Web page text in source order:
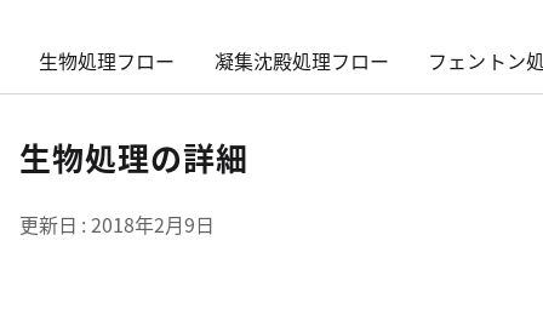
生物処理フロー 凝集沈殿処理フロー フェントン
生物処理の詳細
更新日 2018年2月9日